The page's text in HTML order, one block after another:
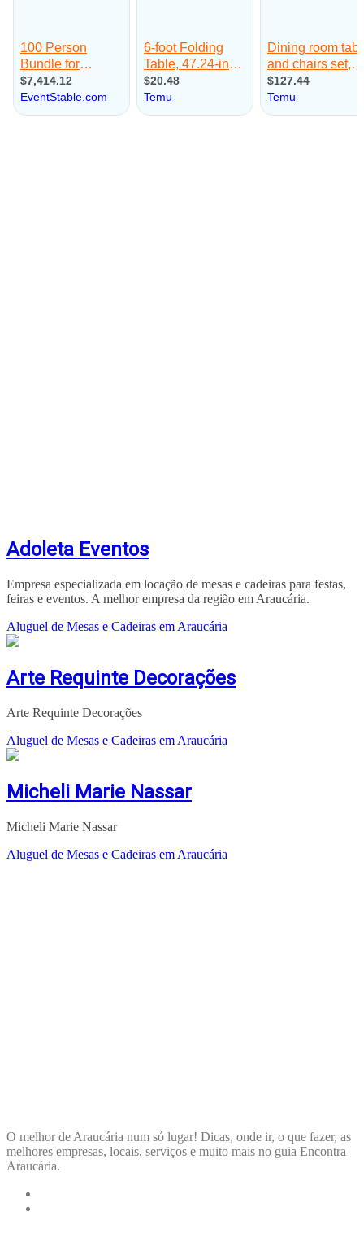
Adoleta Eventos
Empresa especializada em locação de mesas e cadeiras para festas,
feiras e eventos. A melhor empresa da região em Araucária.
Aluguel de Mesas e Cadeiras em Araucária
Arte Requinte Decorações
Arte Requinte Decorações
Aluguel de Mesas e Cadeiras em Araucária
Micheli Marie Nassar
Micheli Marie Nassar
Aluguel de Mesas e Cadeiras em Araucária
O melhor de Araucária num só lugar! Dicas, onde ir, o que fazer, as
melhores empresas, locais, serviços e muito mais no guia Encontra
Araucária.